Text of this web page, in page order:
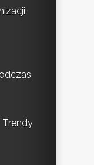
Trendy